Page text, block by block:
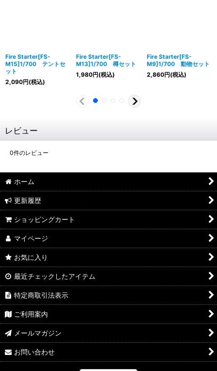
Fire Starter[FS-
M15]1/700 テントセ
ット
2,090円(税込)
Fire Starter[FS-
M13]1/700 樽セット
1,980円(税込)
Fire Starter[FS-
M9]1/700 動物セット
2,860円(税込)
レビュー
0件のレビュー
ホーム
更新履歴
ショッピングカート
マイページ
お気に入り
最近チェックしたアイテム
特定商取引法表示
ご利用案内
メールマガジン
お問い合わせ